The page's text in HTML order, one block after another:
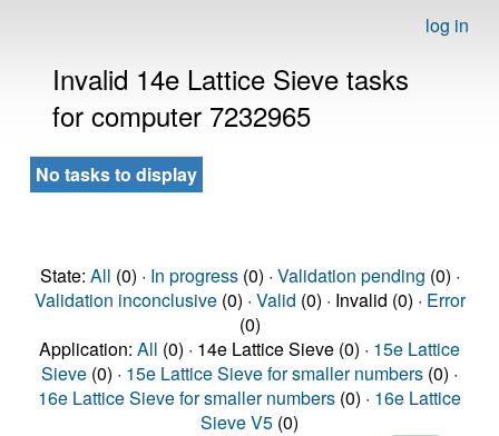
log in
Invalid 14e Lattice Sieve tasks
for computer 7232965
No tasks to display
State: All (0) · In progress(0) · Validation pending (0) ·
Validation inconclusive(0) · Valid (0) · Invalid (0) · Error
(0)
Application: All (0) · 14e Lattice Sieve (0) · 15e Lattice
Sieve (0) · 15e Lattice Sieve for smaller numbers (0) ·
16e Lattice Sieve for smaller numbers (0) · 16e Lattice
Sieve V5 (0)